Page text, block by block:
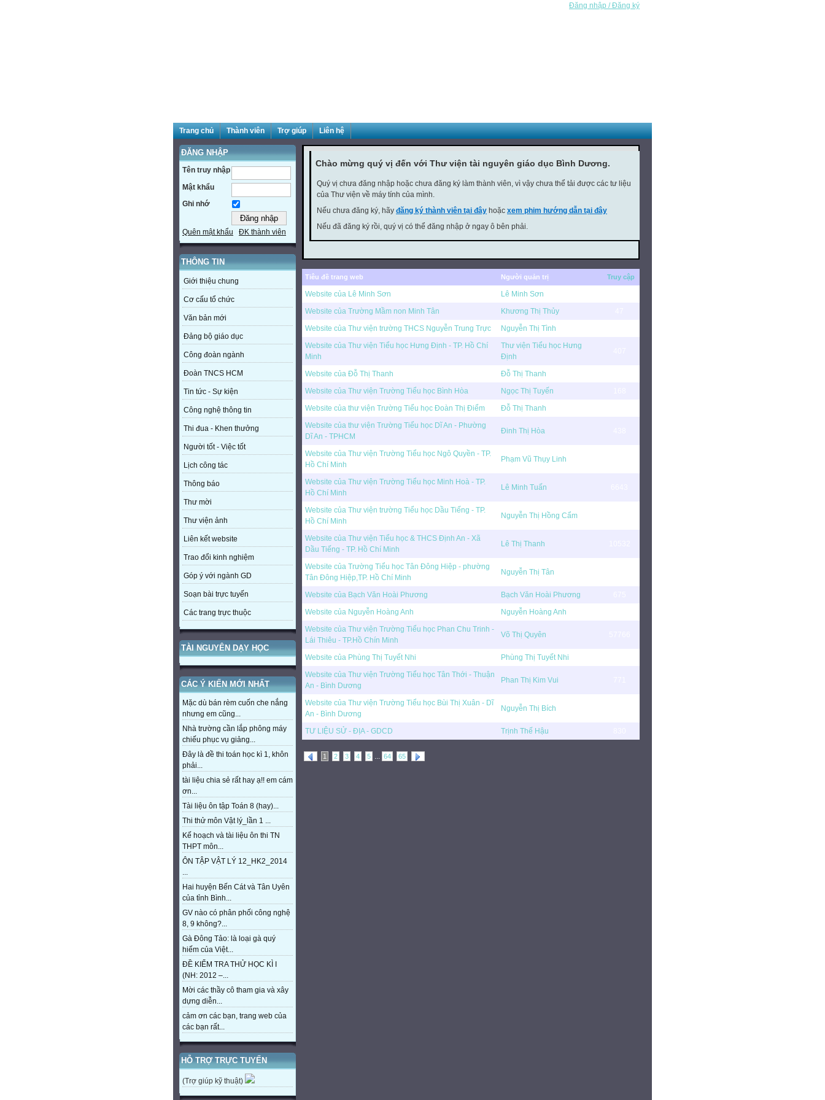
Đăng nhập / Đăng ký
Trang chủ Thành viên Trợ giúp Liên hệ
ĐĂNG NHẬP
Tên truy nhập
Mật khẩu
Ghi nhớ
Quên mật khẩu ĐK thành viên
THÔNG TIN
Giới thiệu chung
Cơ cấu tổ chức
Văn bản mới
Đảng bộ giáo dục
Công đoàn ngành
Đoàn TNCS HCM
Tin tức - Sự kiện
Công nghệ thông tin
Thi đua - Khen thưởng
Người tốt - Việc tốt
Lịch công tác
Thông báo
Thư mời
Thư viện ảnh
Liên kết website
Trao đổi kinh nghiệm
Góp ý với ngành GD
Soạn bài trực tuyến
Các trang trực thuộc
TÀI NGUYÊN DẠY HỌC
CÁC Ý KIẾN MỚI NHẤT
Mặc dù bán rèm cuốn che nắng
nhưng em cũng...
Nhà trường cần lắp phông máy
chiếu phục vụ giảng...
Đây là đề thi toán học kì 1, khôn
phải...
tài liệu chia sẻ rất hay ạ!! em cám
ơn...
Tài liệu ôn tập Toán 8 (hay)...
Thi thử môn Vật lý_lần 1 ...
Kế hoạch và tài liệu ôn thi TN
THPT môn...
ÔN TẬP VẬT LÝ 12_HK2_2014
...
Hai huyện Bến Cát và Tân Uyên
của tỉnh Bình...
GV nào có phân phối công nghệ
8, 9 không?...
Gà Đông Tảo: là loại gà quý
hiếm của Việt...
ĐỀ KIỂM TRA THỬ HỌC KÌ I
(NH: 2012 –...
Mời các thầy cô tham gia và xây
dựng diễn...
cảm ơn các bạn, trang web của
các bạn rất...
HỖ TRỢ TRỰC TUYẾN
(Trợ giúp kỹ thuật)
Chào mừng quý vị đến với Thư viện tài nguyên giáo dục Bình Dương.
Quý vị chưa đăng nhập hoặc chưa đăng ký làm thành viên, vì vậy chưa thể tải được các tư liệu
của Thư viện về máy tính của mình.
Nếu chưa đăng ký, hãy đăng ký thành viên tại đây hoặc xem phim hướng dẫn tại đây
Nếu đã đăng ký rồi, quý vị có thể đăng nhập ở ngay ô bên phải.
Tiêu đề trang web Người quản trị Truy cập
Website của Lê Minh Sơn Lê Minh Sơn
Website của Trường Mầm non Minh Tân
Khương Thị Thủy
Website của Thư viện trường THCS Nguyễn Trung Trực
Nguyễn Thị Tình
Website của Thư viện Tiểu học Hưng Định - TP. Hồ Chí
Minh
Thư viện Tiểu học Hưng
Định
Website của Đỗ Thị Thanh Đỗ Thị Thanh
Website của Thư viện Trường Tiểu học Bình Hòa
Ngọc Thị Tuyến
Website của thư viện Trường Tiểu học Đoàn Thị Điểm
Đỗ Thị Thanh
Website của thư viện Trường Tiểu học Dĩ An - Phường
Dĩ An - TPHCM
Đinh Thị Hòa
Website của Thư viện Trường Tiểu học Ngô Quyền - TP.
Hồ Chí Minh
Phạm Vũ Thụy Linh
Website của Thư viện Trường Tiểu học Minh Hoà - TP.
Hồ Chí Minh
Lê Minh Tuấn
Website của Thư viện trường Tiểu học Dầu Tiếng - TP.
Hồ Chí Minh
Nguyễn Thị Hồng Cẩm
Website của Thư viện Tiểu học & THCS Định An - Xã
Dầu Tiếng - TP. Hồ Chí Minh
Lê Thị Thanh
Website của Trường Tiểu học Tân Đông Hiệp - phường
Tân Đông Hiệp,TP. Hồ Chí Minh
Nguyễn Thị Tân
Website của Bạch Văn Hoài Phương Bạch Văn Hoài Phương
Website của Nguyễn Hoàng Anh
Nguyễn Hoàng Anh
Website của Thư viện Trường Tiểu học Phan Chu Trinh -
Lái Thiêu - TP.Hồ Chín Minh
Võ Thị Quyên
Website của Phùng Thị Tuyết Nhi Phùng Thị Tuyết Nhi
Website của Thư viện Trường Tiểu học Tân Thới - Thuận
An - Bình Dương
Phan Thị Kim Vui
Website của Thư viện Trường Tiểu học Bùi Thị Xuân - Dĩ
An - Bình Dương
Nguyễn Thị Bích
TƯ LIỆU SỬ - ĐỊA - GDCD Trịnh Thế Hậu
1 2 3 4 5 ... 64 65